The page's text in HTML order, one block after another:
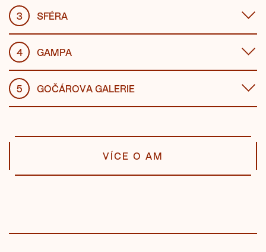
3 SFÉRA
4 GAMPA
5 GOČÁROVA GALERIE
VÍCE O AM